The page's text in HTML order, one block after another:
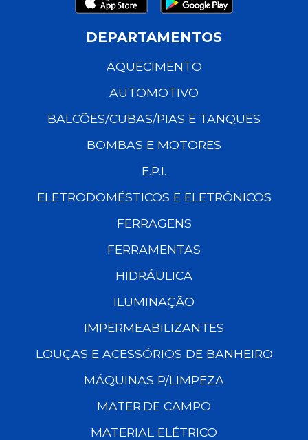
DEPARTAMENTOS
AQUECIMENTO
AUTOMOTIVO
BALCÕES/CUBAS/PIAS E TANQUES
BOMBAS E MOTORES
E.P.I.
ELETRODOMÉSTICOS E ELETRÔNICOS
FERRAGENS
FERRAMENTAS
HIDRÁULICA
ILUMINAÇÃO
IMPERMEABILIZANTES
LOUÇAS E ACESSÓRIOS DE BANHEIRO
MÁQUINAS P/LIMPEZA
MATER.DE CAMPO
MATERIAL ELÉTRICO